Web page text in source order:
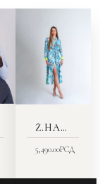
Ž.HALJINA 4437-32
5,490.00РСД